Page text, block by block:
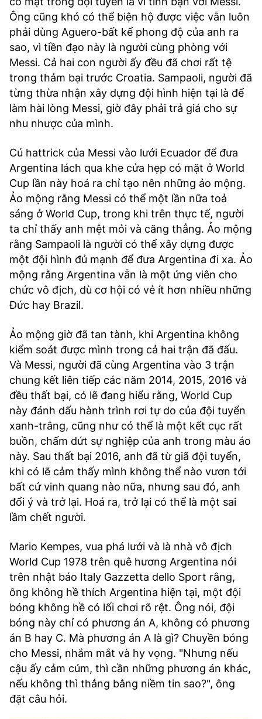
Ông cũng khó có thể biện hộ được việc vẫn luôn
phải dùng Aguero-bất kể phong độ của anh ra
sao, vì tiền đạo này là người cùng phòng với
Messi. Cả hai con người ấy đều đã chơi rất tệ
trong thảm bại trước Croatia. Sampaoli, người đã
từng thừa nhận xây dựng đội hình hiện tại là để
làm hài lòng Messi, giờ đây phải trả giá cho sự
nhu nhược của mình.
Cú hattrick của Messi vào lưới Ecuador để đưa
Argentina lách qua khe cửa hẹp có mặt ở World
Cup lần này hoá ra chỉ tạo nên những ảo mộng.
Ảo mộng rằng Messi có thể một lần nữa toả
sáng ở World Cup, trong khi trên thực tế, người
ta chỉ thấy anh mệt mỏi và căng thẳng. Ảo mộng
rằng Sampaoli là người có thể xây dựng được
một đội hình đủ mạnh để đưa Argentina đi xa. Ảo
mộng rằng Argentina vẫn là một ứng viên cho
chức vô địch, dù cơ hội có vẻ ít hơn nhiều những
Đức hay Brazil.
Ảo mộng giờ đã tan tành, khi Argentina không
kiểm soát được mình trong cả hai trận đã đấu.
Và Messi, người đã cùng Argentina vào 3 trận
chung kết liên tiếp các năm 2014, 2015, 2016 và
đều thất bại, có lẽ đang hiểu rằng, World Cup
này đánh dấu hành trình rơi tự do của đội tuyển
xanh-trắng, cũng như có thể là một kết cục rất
buồn, chấm dứt sự nghiệp của anh trong màu áo
này. Sau thất bại 2016, anh đã từ giã đội tuyển,
khi có lẽ cảm thấy mình không thể nào vươn tới
bất cứ vinh quang nào nữa, nhưng sau đó, anh
đổi ý và trở lại. Hoá ra, trở lại có thể là một sai
lầm chết người.
Mario Kempes, vua phá lưới và là nhà vô địch
World Cup 1978 trên quê hương Argentina nói
trên nhật báo Italy Gazzetta dello Sport rằng,
ông không hề thích Argentina hiện tại, một đội
bóng không hề có lối chơi rõ rệt. Ông nói, đội
bóng này chỉ có phương án A, không có phương
án B hay C. Mà phương án A là gì? Chuyền bóng
cho Messi, nhắm mắt và hy vọng. "Nhưng nếu
cậu ấy cảm cúm, thì cần những phương án khác,
nếu không thì thắng bằng niềm tin sao?", ông
đặt câu hỏi.